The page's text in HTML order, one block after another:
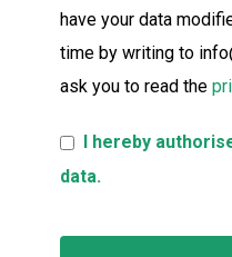
have your data
time by writing to
ask you to read the
I hereby
data.